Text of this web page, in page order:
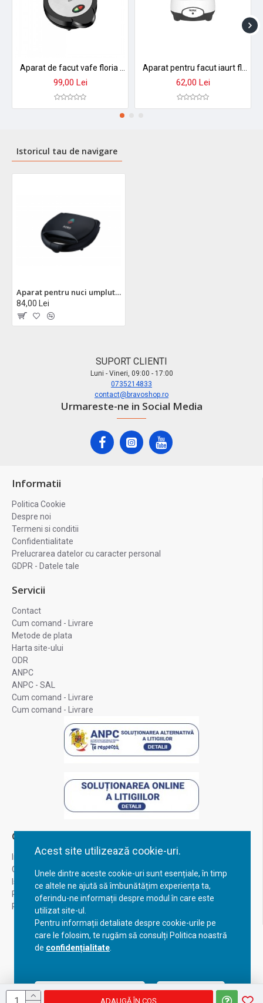
Acest site utilizează cookie-uri.
Unele dintre aceste cookie-uri sunt esențiale, în timp
ce altele ne ajută să îmbunătățim experiența ta,
oferindu-ne informații despre modul în care este
utilizat site-ul.
Pentru informații detaliate despre cookie-urile pe
care le folosim, te rugăm să consulți Politica noastră
de confidențialitate
Acceptă setările curente Configurează
ADAUGĂ ÎN COŞ
99,00 Lei 62,00 Lei
Istoricul tau de navigare
Aparat pentru nuci umplute floria zln1696 - 800w, 12 jumatati, placi antiaderente, termostat automat
84,00 Lei
SUPORT CLIENTI
Luni - Vineri, 09:00 - 17:00
0735214833
contact@bravoshop.ro
Urmareste-ne in Social Media
Informatii
Politica Cookie
Despre noi
Termeni si conditii
Confidentialitate
Prelucrarea datelor cu caracter personal
GDPR - Datele tale
Servicii
Contact
Cum comand - Livrare
Metode de plata
Harta site-ului
ODR
ANPC
ANPC - SAL
Cum comand - Livrare
Cum comand - Livrare
Contul Meu
Inregistrare
Contul meu
Istoric comenzi
Recuperare parola
Returnare produs